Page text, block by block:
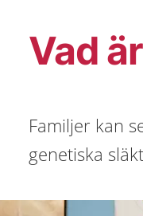
Vad
Familjer kan
genetiska